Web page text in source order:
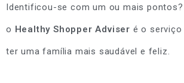
Identificou-se com um ou mais pontos?
o Healthy Shopper Adviser é o serviço
ter uma família mais saudável e feliz.